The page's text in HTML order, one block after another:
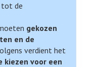
tot de
gekozen
en de
verdient het
kiezen voor een